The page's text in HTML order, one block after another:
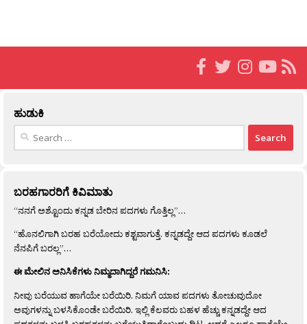
ಹುಡುಕಿ
Search
ಬರಹಗಾರರಿಗೆ ಕಿವಿಮಾತು
“ನನಗೆ ಅಶ್ಟೊಂದು ಕನ್ನಡ ಬೇರಿನ ಪದಗಳು ಗೊತ್ತಿಲ್ಲ”…
“ಹೊನಲಿಗಾಗಿ ಬರಹ ಬರೆಯೋದು ಕಶ್ಟವಾಗುತ್ತೆ. ಕನ್ನಡದ್ದೇ ಆದ ಪದಗಳು ಕೂಡಲೆ
ನೆನಪಿಗೆ ಬರಲ್ಲ”…
ಈ ಮೇಲಿನ ಅನಿಸಿಕೆಗಳು ನಿಮ್ಮದಾಗಿದ್ದರೆ ಗಮನಿಸಿ:
ನೀವು ಬರೆಯುವ ಹಾಗೆಯೇ ಬರೆಯಿರಿ. ನಿಮಗೆ ಯಾವ ಪದಗಳು ತೋಚುವುದೋ
ಅವುಗಳನ್ನು ಬಳಸಿಕೊಂಡೇ ಬರೆಯಿರಿ. ಇಲ್ಲಿ ಕೆಲವರು ಬಹಳ ಹೆಚ್ಚು ಕನ್ನಡದ್ದೇ ಆದ